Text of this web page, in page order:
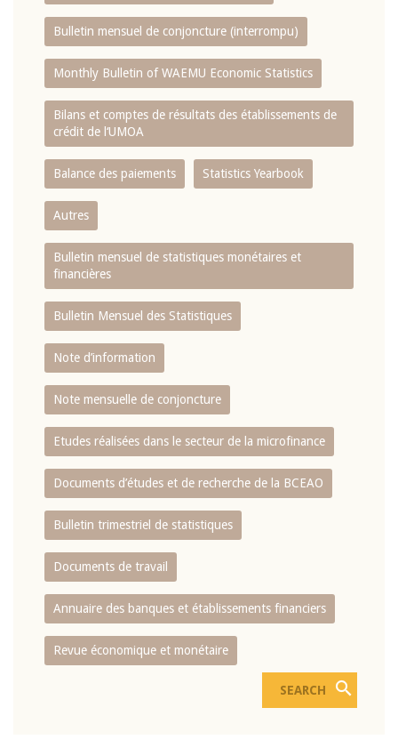
Bulletin mensuel de conjoncture (interrompu)
Monthly Bulletin of WAEMU Economic Statistics
Bilans et comptes de résultats des établissements de
crédit de l‘UMOA
Balance des paiements Statistics Yearbook
Autres
Bulletin mensuel de statistiques monétaires et
financières
Bulletin Mensuel des Statistiques
Note d’information
Note mensuelle de conjoncture
Etudes réalisées dans le secteur de la microfinance
Documents d’études et de recherche de la BCEAO
Bulletin trimestriel de statistiques
Documents de travail
Annuaire des banques et établissements financiers
Revue économique et monétaire